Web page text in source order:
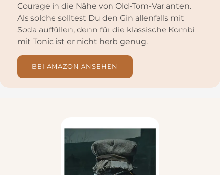
Courage in die Nähe von Old-Tom-Varianten.
Als solche solltest Du den Gin allenfalls mit
Soda auffüllen, denn für die klassische Kombi
mit Tonic ist er nicht herb genug.
BEI AMAZON ANSEHEN